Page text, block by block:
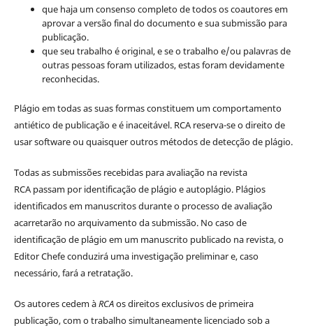
que haja um consenso completo de todos os coautores em
aprovar a versão final do documento e sua submissão para
publicação.
que seu trabalho é original, e se o trabalho e/ou palavras de
outras pessoas foram utilizados, estas foram devidamente
reconhecidas.
Plágio em todas as suas formas constituem um comportamento
antiético de publicação e é inaceitável. RCA reserva-se o direito de
usar software ou quaisquer outros métodos de detecção de plágio.
Todas as submissões recebidas para avaliação na revista
RCA passam por identificação de plágio e autoplágio. Plágios
identificados em manuscritos durante o processo de avaliação
acarretarão no arquivamento da submissão. No caso de
identificação de plágio em um manuscrito publicado na revista, o
Editor Chefe conduzirá uma investigação preliminar e, caso
necessário, fará a retratação.
Os autores cedem àRCAos direitos exclusivos de primeira
publicação, com o trabalho simultaneamente licenciado sob a